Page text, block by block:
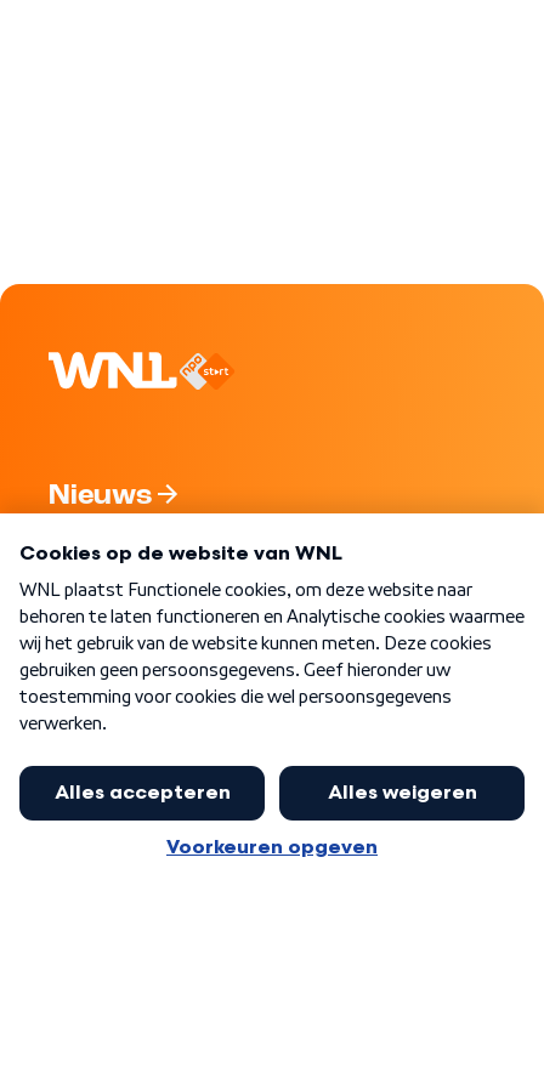
Nieuws
Nieuwsbrief
Word Lid